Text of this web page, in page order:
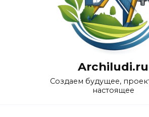
Archiludi.ru
Создаем будущее,
настоящее